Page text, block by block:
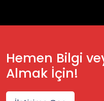
Hemen Bilgi
Almak İçin!